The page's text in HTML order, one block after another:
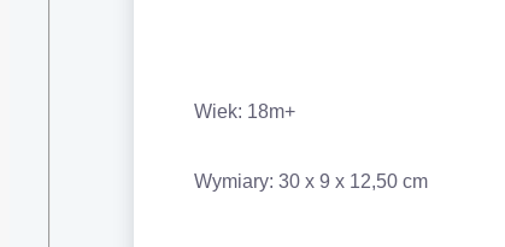
Wiek: 18m+
Wymiary: 30 x 9 x 12,50 cm